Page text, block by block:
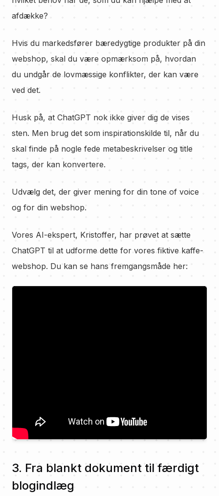
afdække?
Hvis du markedsfører bæredygtige produkter på din
webshop, skal du være opmærksom på, hvordan
du undgår de lovmæssige konflikter, der kan være
ved det.
Husk på, at ChatGPT nok ikke giver dig de vises
sten. Men brug det som inspirationskilde til, når du
skal finde på nogle fede metabeskrivelser og title
tags, der kan konvertere.
Udvælg det, der giver mening for din tone of voice
og for din webshop.
Vores AI-ekspert, Kristoffer, har prøvet at sætte
ChatGPT til at udforme dette for vores fiktive kaffe-
webshop. Du kan se hans fremgangsmåde her:
3. Fra blankt dokument til færdigt
blogindlæg